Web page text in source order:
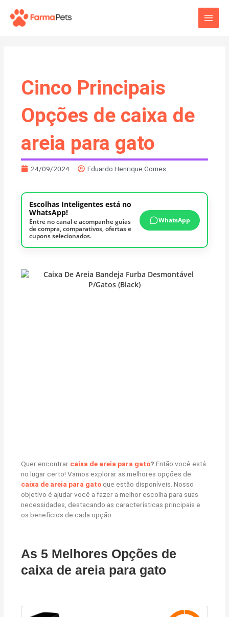
para
Main
Cinco Principais
Opções de caixa de
areia para gato
24/09/2024 Eduardo Henrique Gomes
Escolhas Inteligentes está no
WhatsApp!
Entre no canal e acompanhe guias
de compra, comparativos, ofertas e
cupons selecionados.
WhatsApp
Quer encontrar caixa de areia para gato? Então você está
no lugar certo! Vamos explorar as melhores opções de
caixa de areia para gatoque estão disponíveis. Nosso
objetivo é ajudar você a fazer a melhor escolha para suas
necessidades, destacando as características principais e
os benefícios de cada opção.
As 5 Melhores Opções de
caixa de areia para gato